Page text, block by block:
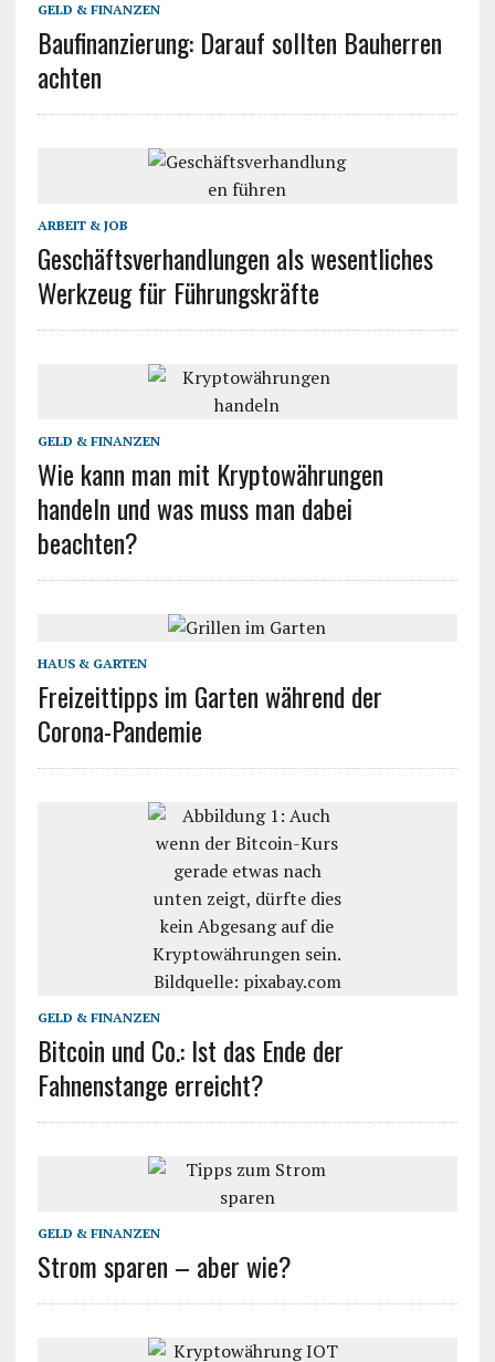
GELD & FINANZEN
Baufinanzierung: Darauf sollten Bauherren
achten
ARBEIT & JOB
Geschäftsverhandlungen als wesentliches
Werkzeug für Führungskräfte
GELD & FINANZEN
Wie kann man mit Kryptowährungen
handeln und was muss man dabei
beachten?
HAUS & GARTEN
Freizeittipps im Garten während der
Corona-Pandemie
GELD & FINANZEN
Bitcoin und Co.: Ist das Ende der
Fahnenstange erreicht?
GELD & FINANZEN
Strom sparen – aber wie?